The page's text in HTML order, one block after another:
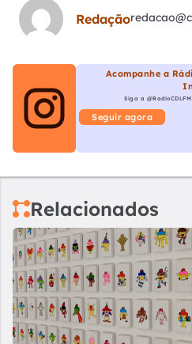
Redação
Acompanhe a
Siga a
Seguir agora
Relacionados